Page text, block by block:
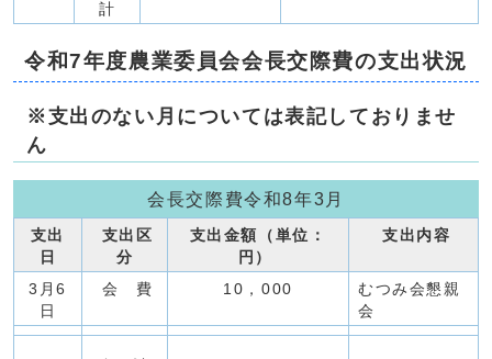
計
令和7年度農業委員会会長交際費の支出状況
※支出のない月については表記しておりませ
ん
会長交際費令和8年3月
支出
日
支出区
分
支出金額（単位：
円）
支出内容
3月6
日
会 費 10，000
むつみ会懇親
会